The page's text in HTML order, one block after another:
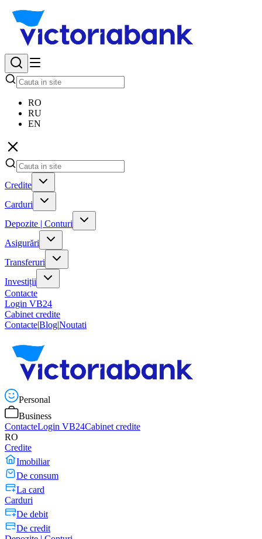
RO
RU
EN
Credite
Carduri
Depozite | Conturi
Asigurări
Transferuri
Investiții
Contacte
Login VB24
Cabinet credite
Contacte|Blog|Noutati
Personal
Business
ContacteLogin VB24Cabinet credite
RO
Credite
Imobiliar
De consum
La card
Carduri
De debit
De credit